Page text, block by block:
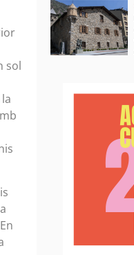
sol